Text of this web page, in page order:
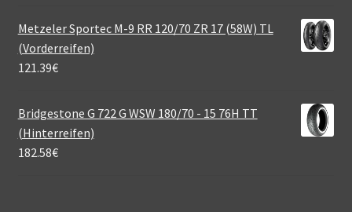
Metzeler Sportec M-9 RR 120/70 ZR 17 (58W) TL
(Vorderreifen)
121.39€
Bridgestone G 722 G WSW 180/70 - 15 76H TT
(Hinterreifen)
182.58€